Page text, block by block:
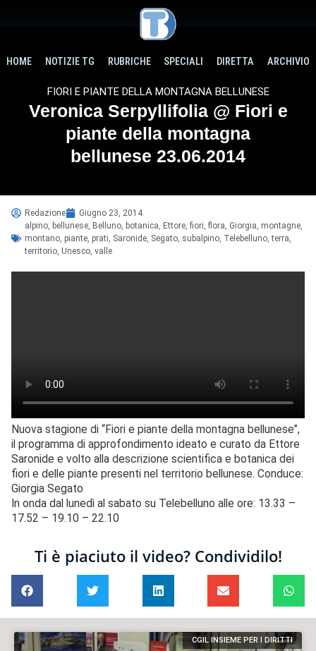
HOME NOTIZIE TG RUBRICHE SPECIALI DIRETTA ARCHIVIO
FIORI E PIANTE DELLA MONTAGNA BELLUNESE
Veronica Serpyllifolia @ Fiori e
piante della montagna
bellunese 23.06.2014
Redazione
Giugno 23, 2014
alpino bellunese Belluno botanica Ettore fiori flora Giorgia montagne
montano piante prati Saronide Segato subalpino Telebelluno ,terra
territorio Unesco valle
Nuova stagione di “Fiori e piante della montagna bellunese”,
il programma di approfondimento ideato e curato da Ettore
Saronide e volto alla descrizione scientifica e botanica dei
fiori e delle piante presenti nel territorio bellunese. Conduce:
Giorgia Segato
In onda dal lunedì al sabato su Telebelluno alle ore: 13.33 –
17.52 – 19.10 – 22.10
Ti è piaciuto il video? Condividilo!
CGIL INSIEME PER I DIRITTI